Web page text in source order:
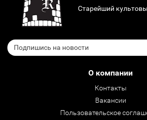
Старейший
О компании
Контакты
Вакансии
Пользовательское